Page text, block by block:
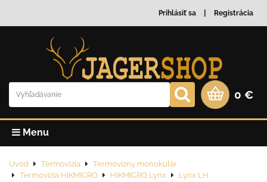
Prihlásiť sa Registrácia
0 €
Menu
Úvod Termovizia
Termovízny monokulár
Termovízia HIKMICRO
HIKMICRO Lynx Lynx LH